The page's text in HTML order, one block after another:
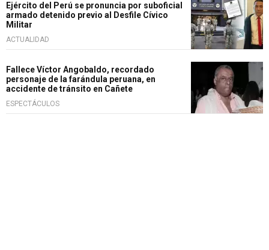
Ejército del Perú se pronuncia por suboficial
armado detenido previo al Desfile Cívico
Militar
ACTUALIDAD
Fallece Víctor Angobaldo, recordado
personaje de la farándula peruana, en
accidente de tránsito en Cañete
ESPECTÁCULOS